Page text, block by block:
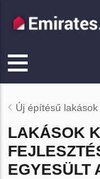
Új építésű
LAKÁSOK
EGYESÜLT